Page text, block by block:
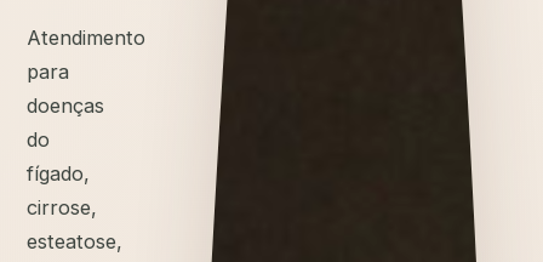
Atendimento
para
doenças
do
fígado,
cirrose,
esteatose,